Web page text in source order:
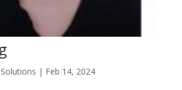
| Feb 14, 2024